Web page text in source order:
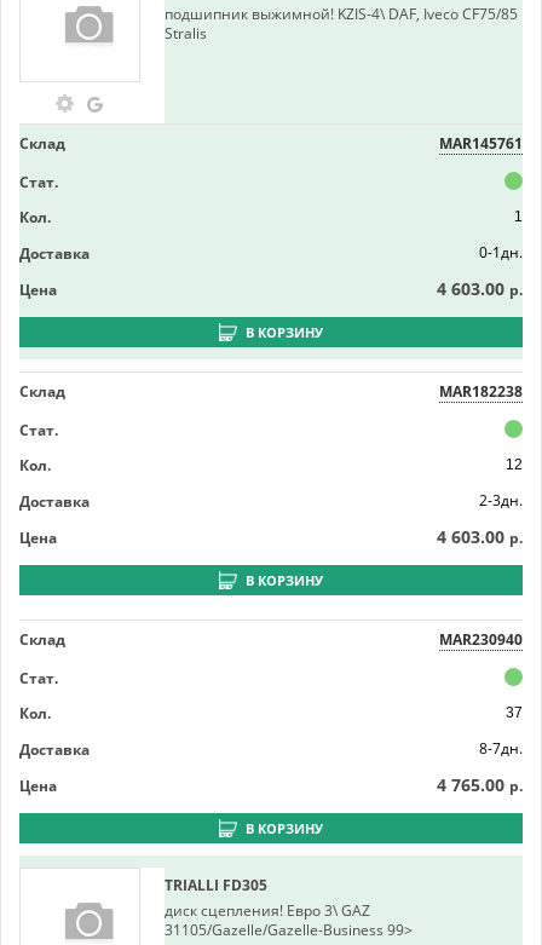
подшипник выжимной! KZIS-4\ DAF, Iveco CF75/85
Stralis
Склад
MAR145761
Стат.
Кол.
1
Доставка
0-1дн.
Цена
4 603.00 р.
В КОРЗИНУ
Склад
MAR182238
Стат.
Кол.
12
Доставка
2-3дн.
Цена
4 603.00 р.
В КОРЗИНУ
Склад
MAR230940
Стат.
Кол.
37
Доставка
8-7дн.
Цена
4 765.00 р.
В КОРЗИНУ
TRIALLI FD305
диск сцепления! Евро 3\ GAZ
31105/Gazelle/Gazelle-Business 99>